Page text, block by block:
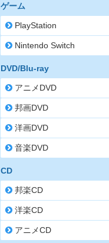
ゲーム
PlayStation
Nintendo Switch
DVD/Blu-ray
アニメDVD
邦画DVD
洋画DVD
音楽DVD
CD
邦楽CD
洋楽CD
アニメCD